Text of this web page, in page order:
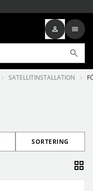
SATELLITINSTALLATION
SORTERING